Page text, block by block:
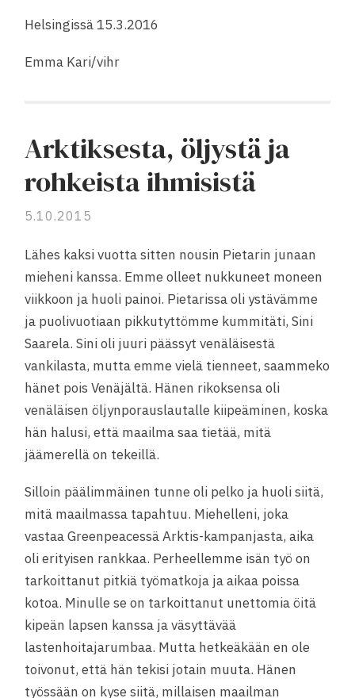
Helsingissä 15.3.2016
Emma Kari/vihr
Arktiksesta, öljystä ja
rohkeista ihmisistä
5.10.2015
Lähes kaksi vuotta sitten nousin Pietarin junaan
mieheni kanssa. Emme olleet nukkuneet moneen
viikkoon ja huoli painoi. Pietarissa oli ystävämme
ja puolivuotiaan pikkutyttömme kummitäti, Sini
Saarela. Sini oli juuri päässyt venäläisestä
vankilasta, mutta emme vielä tienneet, saammeko
hänet pois Venäjältä. Hänen rikoksensa oli
venäläisen öljynporauslautalle kiipeäminen, koska
hän halusi, että maailma saa tietää, mitä
jäämerellä on tekeillä.
Silloin päälimmäinen tunne oli pelko ja huoli siitä,
mitä maailmassa tapahtuu. Miehelleni, joka
vastaa Greenpeacessä Arktis-kampanjasta, aika
oli erityisen rankkaa. Perheellemme isän työ on
tarkoittanut pitkiä työmatkoja ja aikaa poissa
kotoa. Minulle se on tarkoittanut unettomia öitä
kipeän lapsen kanssa ja väsyttävää
lastenhoitajarumbaa. Mutta hetkeäkään en ole
toivonut, että hän tekisi jotain muuta. Hänen
työssään on kyse siitä, millaisen maailman